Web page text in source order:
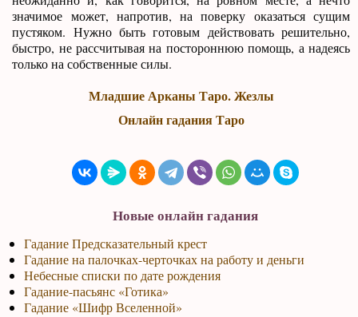
значимое может, напротив, на поверку оказаться сущим
пустяком. Нужно быть готовым действовать решительно,
быстро, не рассчитывая на постороннюю помощь, а надеясь
только на собственные силы.
Младшие Арканы Таро. Жезлы
Онлайн гадания Таро
Новые онлайн гадания
Гадание Предсказательный крест
Гадание на палочках-черточках на работу и деньги
Небесные списки по дате рождения
Гадание-пасьянс «Готика»
Гадание «Шифр Вселенной»